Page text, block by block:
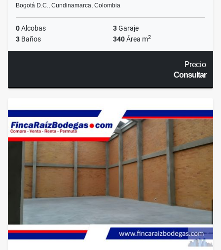
Bogotá D.C., Cundinamarca, Colombia
0Alcobas 3Garaje
3 Baños 340Área m2
Precio
Consultar